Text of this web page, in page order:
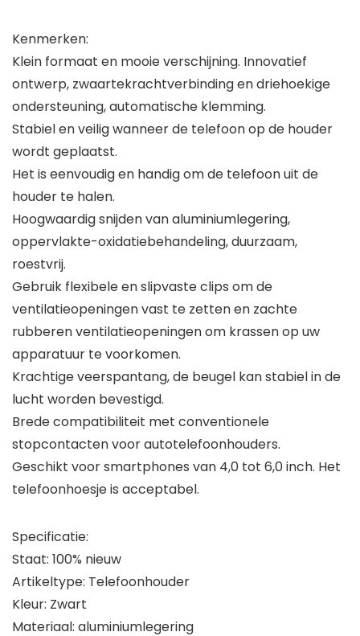
Kenmerken:
Klein formaat en mooie verschijning. Innovatief
ontwerp, zwaartekrachtverbinding en driehoekige
ondersteuning, automatische klemming.
Stabiel en veilig wanneer de telefoon op de houder
wordt geplaatst.
Het is eenvoudig en handig om de telefoon uit de
houder te halen.
Hoogwaardig snijden van aluminiumlegering,
oppervlakte-oxidatiebehandeling, duurzaam,
roestvrij.
Gebruik flexibele en slipvaste clips om de
ventilatieopeningen vast te zetten en zachte
rubberen ventilatieopeningen om krassen op uw
apparatuur te voorkomen.
Krachtige veerspantang, de beugel kan stabiel in de
lucht worden bevestigd.
Brede compatibiliteit met conventionele
stopcontacten voor autotelefoonhouders.
Geschikt voor smartphones van 4,0 tot 6,0 inch. Het
telefoonhoesje is acceptabel.
Specificatie:
Staat: 100% nieuw
Artikeltype: Telefoonhouder
Kleur: Zwart
Materiaal: aluminiumlegering